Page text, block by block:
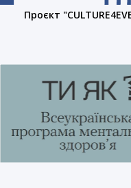
Проєкт